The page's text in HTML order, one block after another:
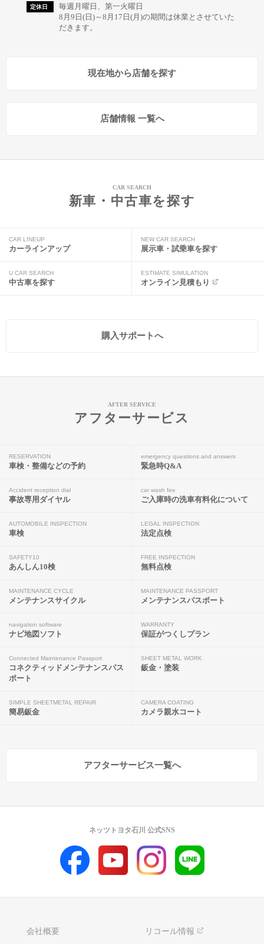
定休日
毎週月曜日、第一火曜日
8月9日(日)～8月17日(月)の期間は休業とさせていた
だきます。
現在地から店舗を探す
店舗情報 一覧へ
CAR SEARCH
新車・中古車を探す
CAR LINEUP
カーラインアップ
NEW CAR SEARCH
展示車・試乗車を探す
U CAR SEARCH
中古車を探す
ESTIMATE SIMULATION
オンライン見積もり
購入サポートへ
AFTER SERVICE
アフターサービス
RESERVATION
車検・整備などの予約
emergency questions and answers
緊急時Q&A
Accident reception dial
事故専用ダイヤル
car wash fee
ご入庫時の洗車有料化について
AUTOMOBILE INSPECTION
車検
LEGAL INSPECTION
法定点検
SAFETY10
あんしん10検
FREE INSPECTION
無料点検
MAINTENANCE CYCLE
メンテナンスサイクル
MAINTENANCE PASSPORT
メンテナンスパスポート
navigation software
ナビ地図ソフト
WARRANTY
保証がつくしプラン
Connected Maintenance Passport
コネクティッドメンテナンスパス
ポート
SHEET METAL WORK
鈑金・塗装
SIMPLE SHEETMETAL REPAIR
簡易鈑金
CAMERA COATING
カメラ親水コート
アフターサービス一覧へ
会社概要 リコール情報
ネッツトヨタ石川 公式SNS